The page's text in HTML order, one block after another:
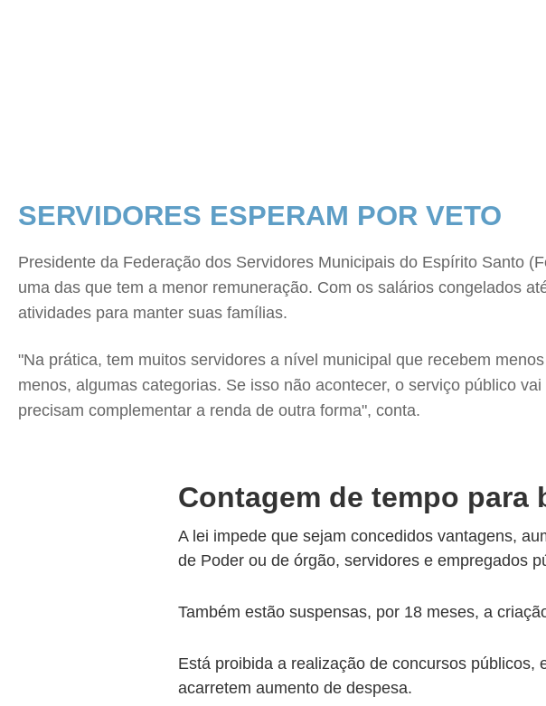
SERVIDORES ESPERAM POR VETO
Presidente da Federação dos Servidores Municipais do Espírito Santo
uma das que tem a menor remuneração. Com os salários congelados
atividades para manter suas famílias.
"Na prática, tem muitos servidores a nível municipal que recebem
menos, algumas categorias. Se isso não acontecer, o serviço público
precisam complementar a renda de outra forma", conta.
Contagem de tempo para
A lei impede que sejam concedidos vantagens,
de Poder ou de órgão, servidores e empregados
Também estão suspensas, por 18 meses, a
Está proibida a realização de concursos
acarretem aumento de despesa.